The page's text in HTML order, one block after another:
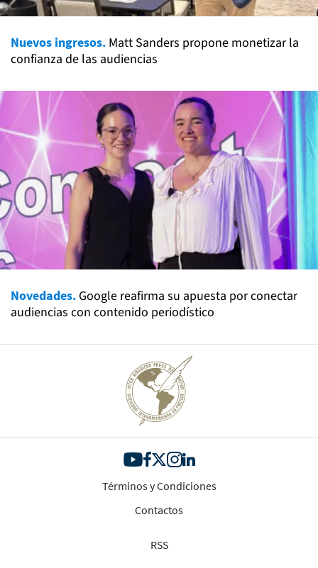
Nuevos ingresos. Matt Sanders propone monetizar la
confianza de las audiencias
Novedades. Google reafirma su apuesta por conectar
audiencias con contenido periodístico
Términos y Condiciones
Contactos
RSS